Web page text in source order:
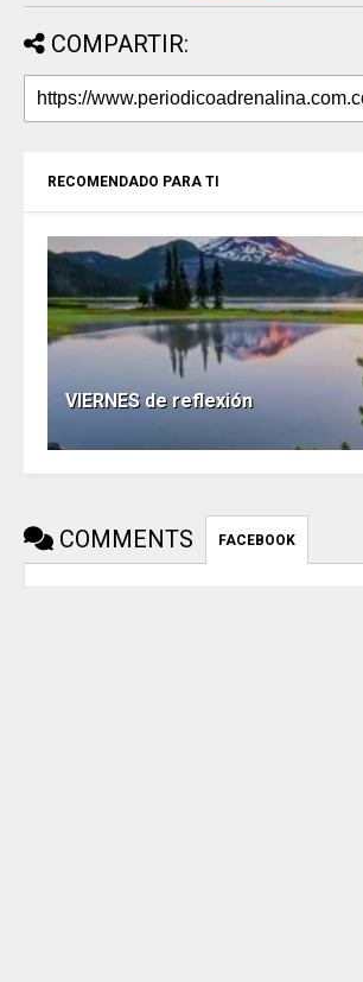
COMPARTIR:
RECOMENDADO PARA TI
VIERNES de reflexión
COMMENTS FACEBOOK